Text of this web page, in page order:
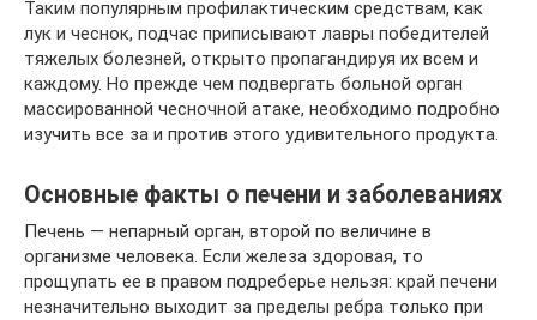
Таким популярным профилактическим средствам, как
лук и чеснок, подчас приписывают лавры победителей
тяжелых болезней, открыто пропагандируя их всем и
каждому. Но прежде чем подвергать больной орган
массированной чесночной атаке, необходимо подробно
изучить все за и против этого удивительного продукта.
Основные факты о печени и заболеваниях
Печень — непарный орган, второй по величине в
организме человека. Если железа здоровая, то
прощупать ее в правом подреберье нельзя: край печени
незначительно выходит за пределы ребра только при